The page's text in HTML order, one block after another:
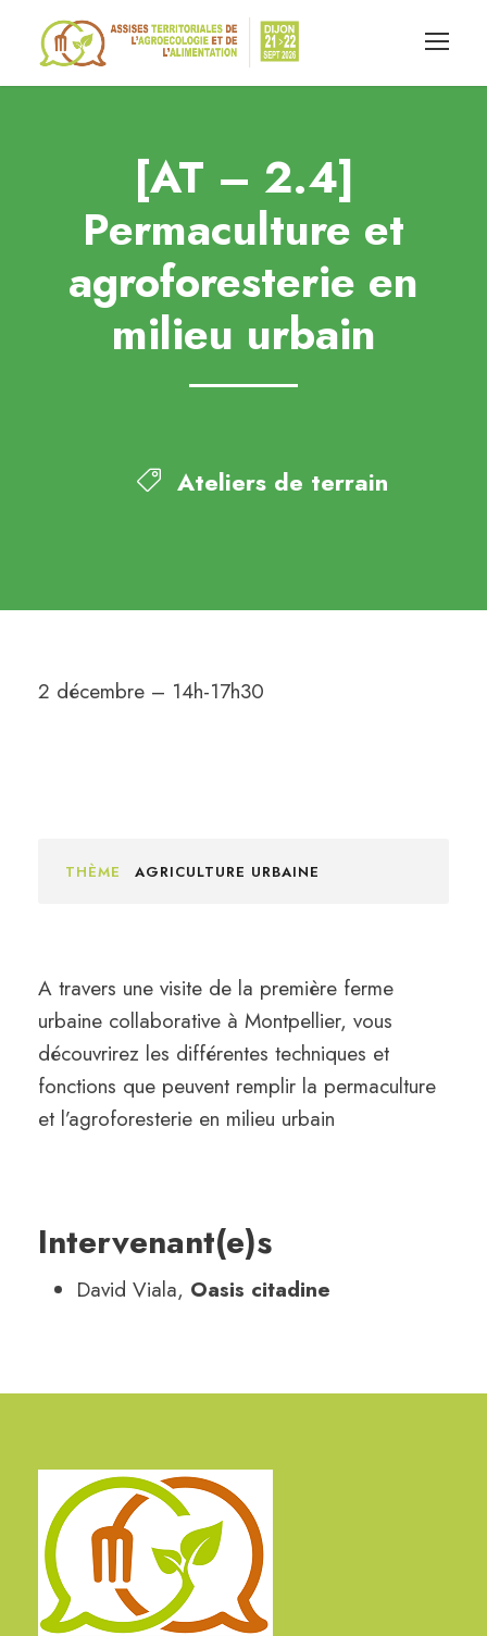
[AT – 2.4]
Permaculture et
agroforesterie en
milieu urbain
Ateliers de terrain
2 décembre – 14h-17h30
THÈME AGRICULTURE URBAINE
A travers une visite de la première ferme
urbaine collaborative à Montpellier, vous
découvrirez les différentes techniques et
fonctions que peuvent remplir la permaculture
et l’agroforesterie en milieu urbain
Intervenant(e)s
David Viala, Oasis citadine